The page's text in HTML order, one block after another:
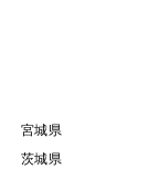
宮城県
茨城県